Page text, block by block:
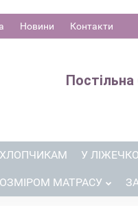
Новини Контакти
ХЛОПЧИКАМ У ЛІЖЕЧКО
МАТРАСУ